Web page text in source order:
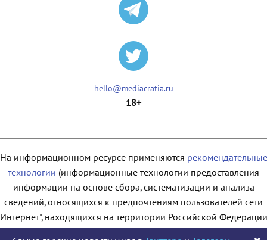
hello@mediacratia.ru
18+
На информационном ресурсе применяются рекомендательные
технологии (информационные технологии предоставления
информации на основе сбора, систематизации и анализа
сведений, относящихся к предпочтениям пользователей сети
находящихся на территории Российской